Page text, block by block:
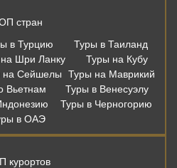
стран
в Турцию
Туры в Таиланд
Шри Ланку
Туры на Кубу
на Сейшелы
Туры на Маврикий
Вьетнам
Туры в Венесуэлу
Туры в Черногорию
в ОАЭ
курортов